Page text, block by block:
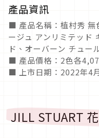
產品資訊
■ 產品名稱：植村秀 無
ージュ アンリミテッド
ド、オーバーン チュー
■ 產品價格：2色各
■ 上市日期：2022年4
JILL STUART